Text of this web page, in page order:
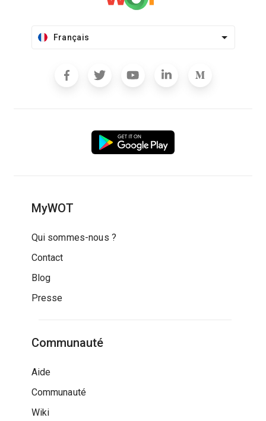
Français
MyWOT
Qui sommes-nous ?
Contact
Blog
Presse
Communauté
Aide
Communauté
Wiki